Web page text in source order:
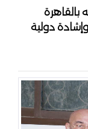
بالقاهرة
وإشادة دولية